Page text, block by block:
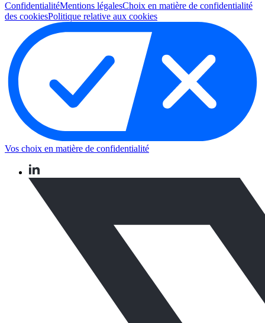
ConfidentialitéMentions légalesChoix en matière de confidentialité
des cookiesPolitique relative aux cookies
Vos choix en matière de confidentialité